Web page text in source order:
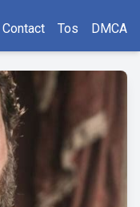
Contact Tos DMCA